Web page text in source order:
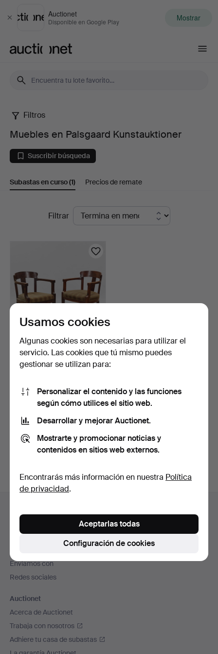
Cerrar
Auctionet
Disponible en Google Play Mostrar
Muebles
en
Palsgaard
Kunstauktioner
Filtros
Muebles en Palsgaard Kunstauktioner
Suscribir búsqueda
Subastas en curso(1) Precios de remate
SubastasFiltrar
DANSK
SNEDKERMESTER. Par de
sillones de ha…
1 día
310 USD
También puedes buscar ennuestro archivo de
subastas concluidas.
en
de
página
Contacta con el servicio de atención al cliente
Todas las casas de subastas
Enviamos con
Redes sociales
Auctionet
Acerca de Auctionet
Trabaja con nosotros
Adhiere tu casa de subastas
Usamos cookies
Algunas cookies son necesarias para utilizar el
servicio. Las cookies que tú mismo puedes
gestionar se utilizan para:
Personalizar el contenido y las funciones
según cómo utilices el sitio web.
Desarrollar y mejorar Auctionet.
Mostrarte y promocionar noticias y
contenidos en sitios web externos.
Encontrarás más información en nuestra Política
de privacidad.
Configuración de cookies
Aceptarlas todas